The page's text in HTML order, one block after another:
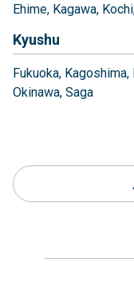
Ehime Kagawa Kochi
Kyushu
Fukuoka Kagoshima
Okinawa Saga